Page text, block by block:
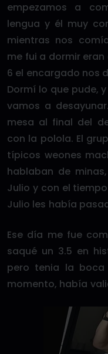
empezamos a
lengua y él muy
mientras nos
me fui a dormir
6 el encargado nos
Dormí lo que pude,
vamos a
mesa al final del
con la polola. El
típicos weones
hablaban de
Julio y con el
Julio les había
Ese día me fue
saqué un 3.5 en
pero tenia la
momento, había